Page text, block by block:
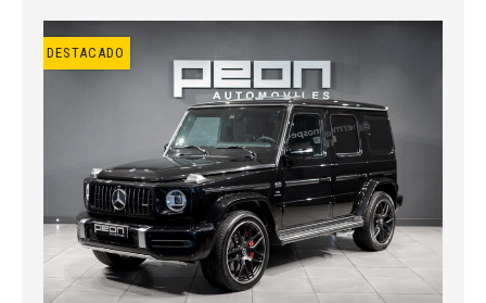
Iniciar sesión
DESTACADO